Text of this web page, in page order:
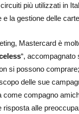
più utilizzati in
la gestione delle
Mastercard è
“, accompagnato
si possono
delle sue
come compagno
risposta alle